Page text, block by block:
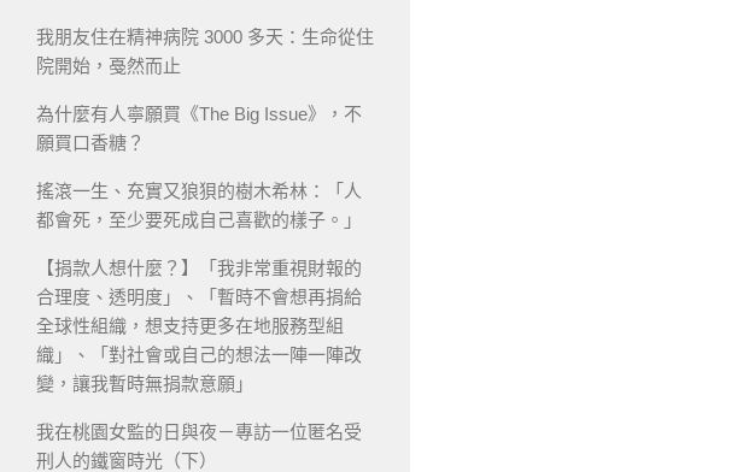
我朋友住在精神病院 3000 多天：生命從住
院開始，戞然而止
為什麼有人寧願買《The Big Issue》，不
願買口香糖？
搖滾一生、充實又狼狽的樹木希林：「人
都會死，至少要死成自己喜歡的樣子。」
【捐款人想什麼？】「我非常重視財報的
合理度、透明度」、「暫時不會想再捐給
全球性組織，想支持更多在地服務型組
織」、「對社會或自己的想法一陣一陣改
變，讓我暫時無捐款意願」
我在桃園女監的日與夜－專訪一位匿名受
刑人的鐵窗時光（下）